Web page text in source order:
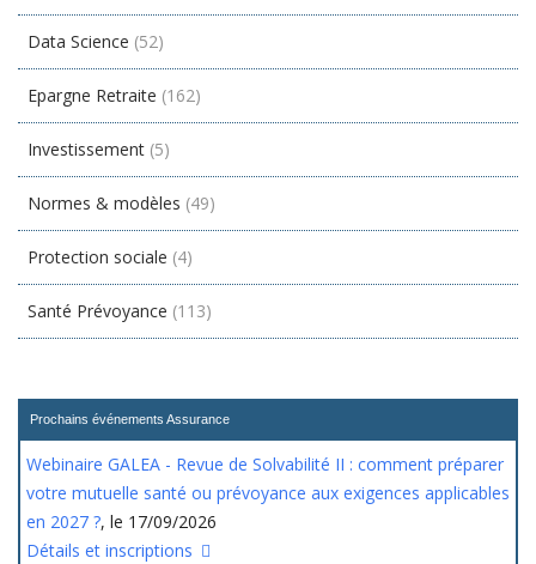
Data Science (52)
Epargne Retraite (162)
Investissement (5)
Normes & modèles (49)
Protection sociale (4)
Santé Prévoyance (113)
Prochains événements Assurance
Webinaire GALEA - Revue de Solvabilité II : comment préparer
votre mutuelle santé ou prévoyance aux exigences applicables
en 2027 ?, le 17/09/2026
Détails et inscriptions